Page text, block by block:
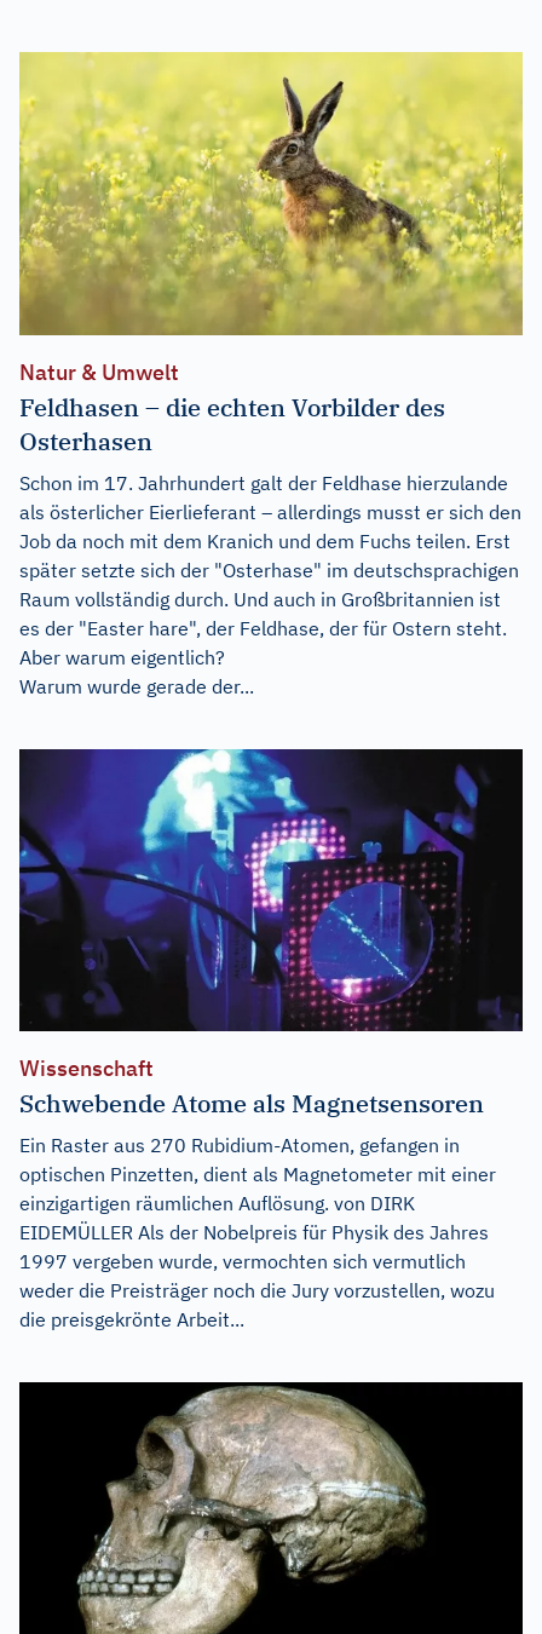
Natur & Umwelt
Feldhasen – die echten Vorbilder des
Osterhasen
Schon im 17. Jahrhundert galt der Feldhase hierzulande
als österlicher Eierlieferant – allerdings musst er sich den
Job da noch mit dem Kranich und dem Fuchs teilen. Erst
später setzte sich der "Osterhase" im deutschsprachigen
Raum vollständig durch. Und auch in Großbritannien ist
es der "Easter hare", der Feldhase, der für Ostern steht.
Aber warum eigentlich?
Warum wurde gerade der...
Wissenschaft
Schwebende Atome als Magnetsensoren
Ein Raster aus 270 Rubidium-Atomen, gefangen in
optischen Pinzetten, dient als Magnetometer mit einer
einzigartigen räumlichen Auflösung. von DIRK
EIDEMÜLLER Als der Nobelpreis für Physik des Jahres
1997 vergeben wurde, vermochten sich vermutlich
weder die Preisträger noch die Jury vorzustellen, wozu
die preisgekrönte Arbeit...